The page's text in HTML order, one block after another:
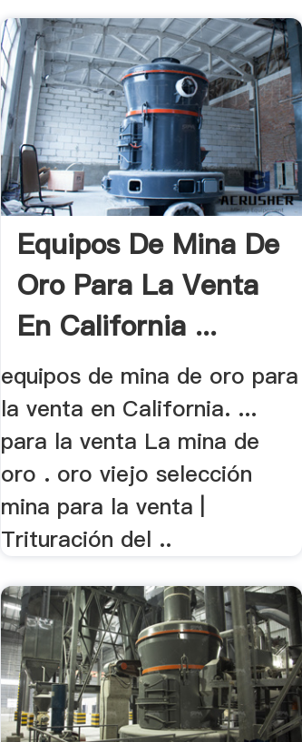
Equipos De Mina De
Oro Para La Venta
En California ...
equipos de mina de oro para
la venta en California. ...
para la venta La mina de
oro . oro viejo selección
mina para la venta |
Trituración del ..